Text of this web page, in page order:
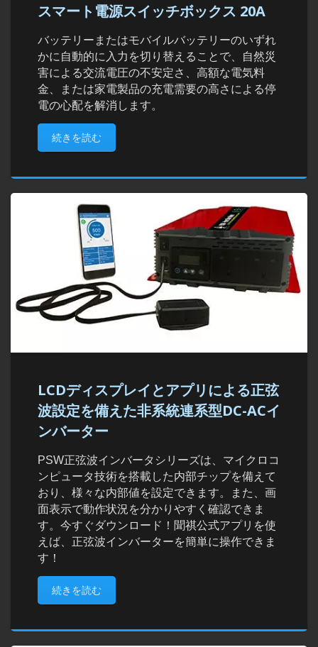
スマート電源スイッチボックス 20A
バッテリーまたはモバイルバッテリーのいずれ
かに自動的に入力を切り替えることで、自然災
害による交流電圧の不安定さ、高額な電気料
金、または家電製品の充電需要の高さによる停
電の心配を解消します。
続きを読む
LCDディスプレイとアプリによる正弦
波設定を備えた非系統連系型DC-ACイ
ンバーター
PSW正弦波インバータシリーズは、マイクロコ
ンピュータ技術を搭載した内部チップを備えて
おり、様々な内部値を設定できます。また、画
面表示で動作状況を分かりやすく確認できま
す。今すぐダウンロード！聞祺公式アプリを使
えば、正弦波インバーターを簡単に操作できま
す！
続きを読む